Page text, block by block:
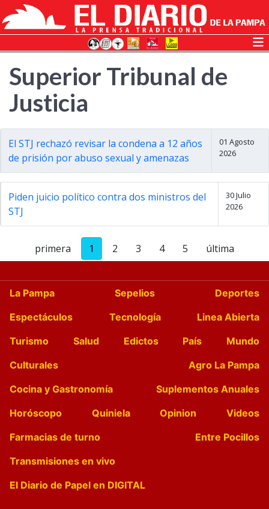
Superior Tribunal de
Justicia
El STJ rechazó revisar la condena a 12 años
de prisión por abuso sexual y amenazas
01 Agosto
2026
Piden juicio político contra dos ministros del
STJ
30 Julio
2026
primera 1 2 3 4 5 última
La Pampa Sepelios
Deportes
Espectáculos
Tecnología
Linea Abierta
Turismo
Salud Edictos País
Mundo
Culturales
Agro La Pampa
Cocina y Gastronomía
Suplementos Anuales
Horóscopo
Quiniela Opinion
Videos
Farmacias de turno
Entre Pocillos
Transmisiones en vivo
El Diario de Papel en DIGITAL